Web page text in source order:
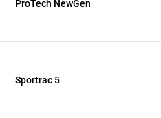
ProTech NewGen
Sportrac 5